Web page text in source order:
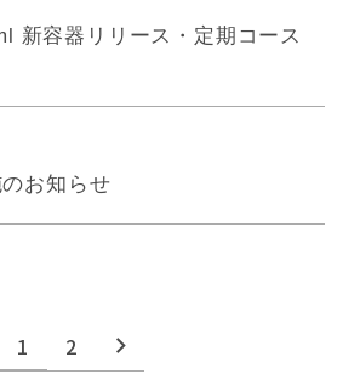
新容器リリース・定期コース
お知らせ
1 2